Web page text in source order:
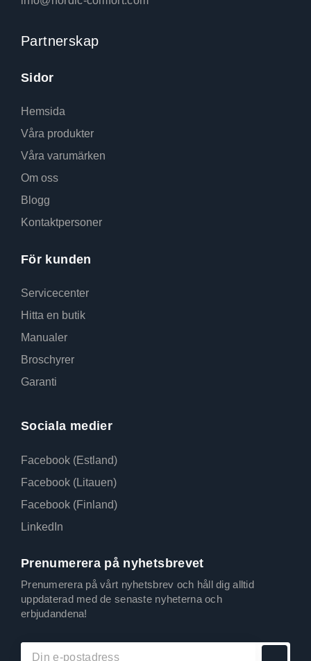
Partnerskap
Sidor
Hemsida
Våra produkter
Våra varumärken
Om oss
Blogg
Kontaktpersoner
För kunden
Servicecenter
Hitta en butik
Manualer
Broschyrer
Garanti
Sociala medier
Facebook (Estland)
Facebook (Litauen)
Facebook (Finland)
LinkedIn
Prenumerera på nyhetsbrevet
Prenumerera på vårt nyhetsbrev och håll dig alltid
uppdaterad med de senaste nyheterna och
erbjudandena!